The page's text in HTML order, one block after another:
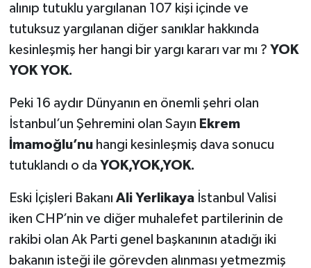
alınıp tutuklu yargılanan 107 kişi içinde ve
tutuksuz yargılanan diğer sanıklar hakkında
kesinleşmiş her hangi bir yargı kararı var mı ? YOK
YOK YOK.
Peki 16 aydır Dünyanın en önemli şehri olan
İstanbul’un Şehremini olan Sayın Ekrem
İmamoğlu’nuhangi kesinleşmiş dava sonucu
tutuklandı o da YOK,YOK,YOK.
Eski İçişleri Bakanı Ali Yerlikayaİstanbul Valisi
iken CHP’nin ve diğer muhalefet partilerinin de
rakibi olan Ak Parti genel başkanının atadığı iki
bakanın isteği ile görevden alınması yetmezmiş